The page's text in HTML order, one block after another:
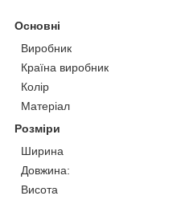
Основні
Виробник
Країна виробник
Колір
Матеріал
Розміри
Ширина
Довжина:
Висота